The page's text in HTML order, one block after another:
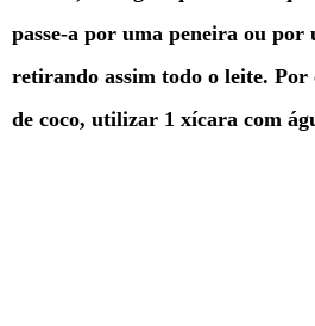
passe-a por uma peneira ou por
retirando assim todo o leite. Por
de coco, utilizar 1 xícara com